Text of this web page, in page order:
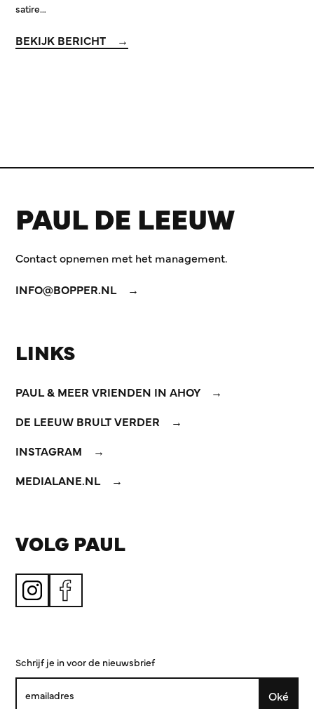
satire…
BEKIJK BERICHT
PAUL DE LEEUW
Contact opnemen met het management.
INFO@BOPPER.NL
LINKS
PAUL & MEER VRIENDEN IN AHOY
DE LEEUW BRULT VERDER
INSTAGRAM
MEDIALANE.NL
VOLG PAUL
Schrijf je in voor de nieuwsbrief
Oké